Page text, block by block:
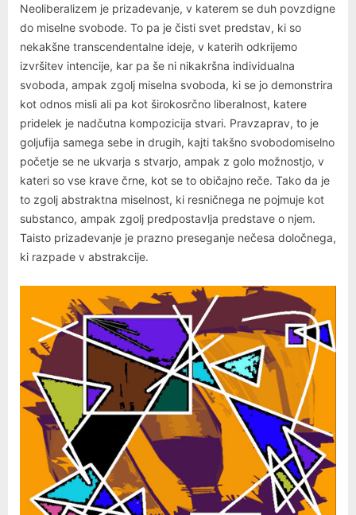
Neoliberalizem je prizadevanje, v katerem se duh povzdigne
do miselne svobode. To pa je čisti svet predstav, ki so
nekakšne transcendentalne ideje, v katerih odkrijemo
izvršitev intencije, kar pa še ni nikakršna individualna
svoboda, ampak zgolj miselna svoboda, ki se jo demonstrira
kot odnos misli ali pa kot širokosrčno liberalnost, katere
pridelek je nadčutna kompozicija stvari. Pravzaprav, to je
goljufija samega sebe in drugih, kajti takšno svobodomiselno
početje se ne ukvarja s stvarjo, ampak z golo možnostjo, v
kateri so vse krave črne, kot se to običajno reče. Tako da je
to zgolj abstraktna miselnost, ki resničnega ne pojmuje kot
substanco, ampak zgolj predpostavlja predstave o njem.
Taisto prizadevanje je prazno preseganje nečesa določnega,
ki razpade v abstrakcije.